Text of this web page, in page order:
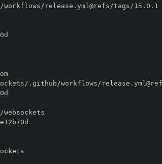
//token.actions.githubusercontent.com